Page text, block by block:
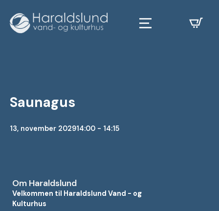
Saunagus
13, november 202914:00 - 14:15
Om Haraldslund
Velkommen til Haraldslund Vand - og
Kulturhus